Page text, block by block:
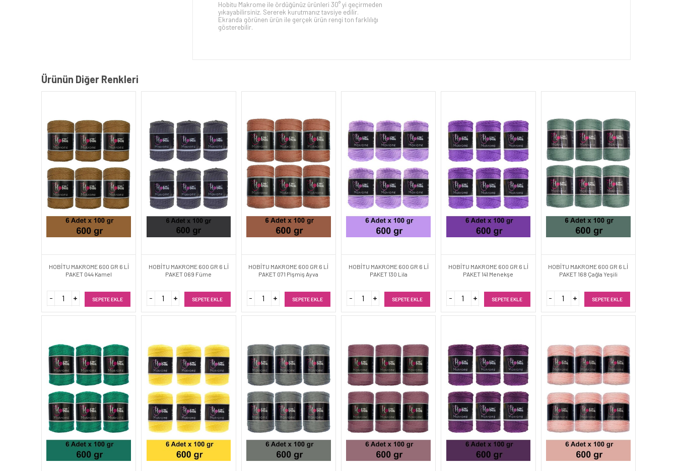
Hobitu Makrome ile ördüğünüz ürünleri 30° yi geçirmeden
yıkayabilirsiniz. Sererek kurutmanız tavsiye edilir.
Ekranda görünen ürün ile gerçek ürün rengi ton farklılığı
gösterebilir.
Ürünün Diğer Renkleri
HOBİTU MAKROME 600 GR 6 Lİ
PAKET 044 Kamel
SEPETE EKLE
HOBİTU MAKROME 600 GR 6 Lİ
PAKET 069 Füme
SEPETE EKLE
HOBİTU MAKROME 600 GR 6 Lİ
PAKET 071 Pişmiş Ayva
SEPETE EKLE
HOBİTU MAKROME 600 GR 6 Lİ
PAKET 130 Lila
SEPETE EKLE
HOBİTU MAKROME 600 GR 6 Lİ
PAKET 141 Menekşe
SEPETE EKLE
HOBİTU MAKROME 600 GR 6 Lİ
PAKET 168 Çağla Yeşili
SEPETE EKLE